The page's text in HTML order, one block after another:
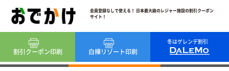
会員登録なしで使える！ 日本最大級のレジャー施設の割引クーポン
サイト！
冬はゲレンデ割引
割引クーポン印刷 白樺リゾート印刷